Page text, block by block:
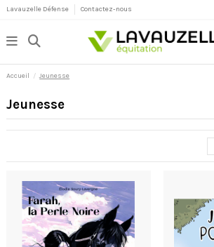
Lavauzelle Défense Contactez-nous
Accueil Jeunesse
Jeunesse